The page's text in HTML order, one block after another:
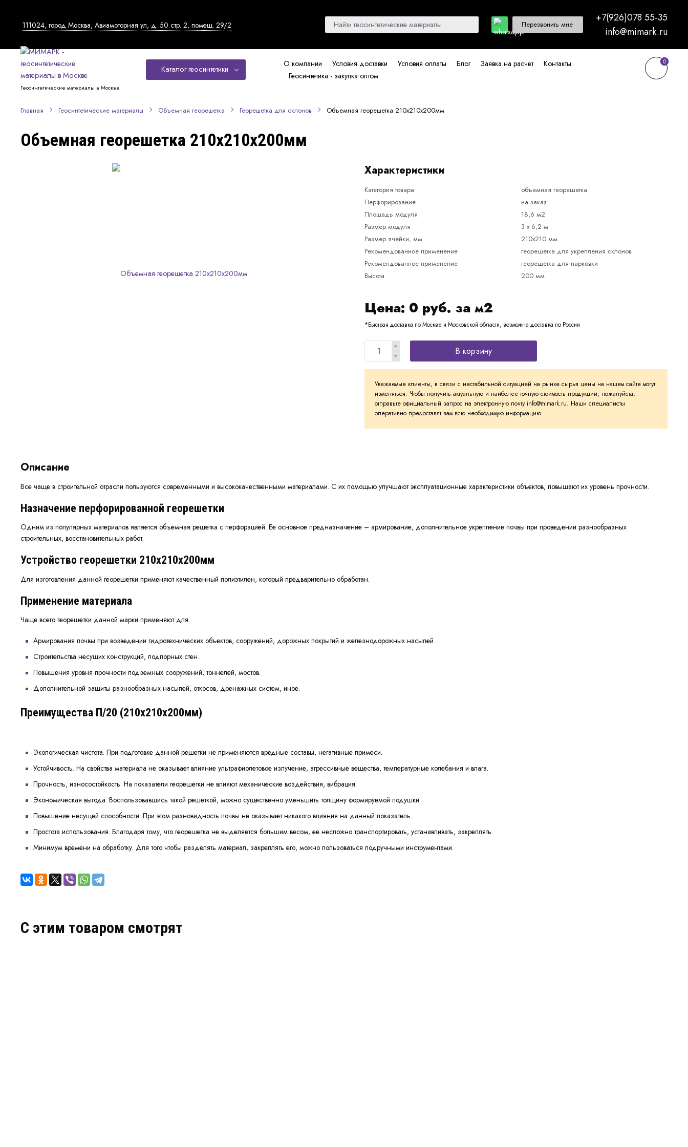
111024, город Москва, Авиамоторная ул, д. 50 стр. 2, помещ. 29/2 Перезвонить мне
+7(926)078 55-35
info@mimark.ru
Геосинтетические материалы в Москве
Каталог геосинтетики
О компании Условия доставки Условия оплаты Блог Заявка на расчет
Контакты
Геосинтетика - закупка оптом
0
0
Главная Геосинтетические материалы Объемная георешетка Георешетка для склонов Объемная георешетка 210x210x200мм
Объемная георешетка 210x210x200мм
Характеристики
Категория товара
объемная георешетка
Перфорирование
на заказ
Площадь модуля
18,6 м2
Размер модуля
3 х 6,2 м
Размер ячейки, мм
210х210 мм
Рекомендованное применение
георешетка для укрепления склонов
Рекомендованное применение
георешетка для парковки
Высота
200 мм
Цена: 0 руб. за м2
*Быстрая доставка по Москве и Московской области, возможна доставка по России
В корзину
Уважаемые клиенты, в связи с нестабильной ситуацией на рынке сырья цены на нашем сайте могут
изменяться. Чтобы получить актуальную и наиболее точную стоимость продукции, пожалуйста,
отправьте официальный запрос на электронную почту info@mimark.ru. Наши специалисты
оперативно предоставят вам всю необходимую информацию.
Описание
Все чаще в строительной отрасли пользуются современными и высококачественными материалами. С их помощью улучшают эксплуатационные характеристики объектов, повышают их уровень прочности.
Назначение перфорированной георешетки
Одним из популярных материалов является объемная решетка с перфорацией. Ее основное предназначение – армирование, дополнительное укрепление почвы при проведении разнообразных
строительных, восстановительных работ.
Устройство георешетки 210х210х200мм
Для изготовления данной георешетки применяют качественный полиэтилен, который предварительно обработан.
Применение материала
Чаще всего георешетки данной марки применяют для:
Армирования почвы при возведении гидротехнических объектов, сооружений, дорожных покрытий и железнодорожных насыпей.
Строительства несущих конструкций, подпорных стен.
Повышения уровня прочности подземных сооружений, тоннелей, мостов.
Дополнительной защиты разнообразных насыпей, откосов, дренажных систем, иное.
Преимущества П/20 (210х210х200мм)
Экологическая чистота. При подготовке данной решетки не применяются вредные составы, негативные примеси.
Устойчивость. На свойства материала не оказывает влияние ультрафиолетовое излучение, агрессивные вещества, температурные колебания и влага.
Прочность, износостойкость. На показатели георешетки не влияют механические воздействия, вибрация.
Экономическая выгода. Воспользовавшись такой решеткой, можно существенно уменьшить толщину формируемой подушки.
Повышение несущей способности. При этом разновидность почвы не оказывает никакого влияния на данный показатель.
Простота использования. Благодаря тому, что георешетка не выделяется большим весом, ее несложно транспортировать, устанавливать, закреплять.
Минимум времени на обработку. Для того чтобы разделять материал, закреплять его, можно пользоваться подручными инструментами.
C этим товаром смотрят